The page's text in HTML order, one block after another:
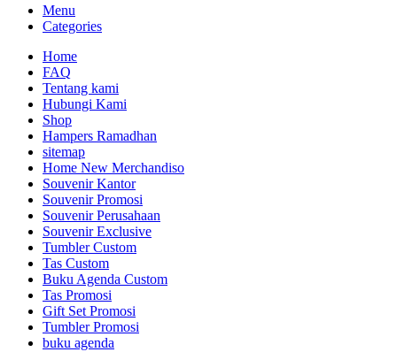
Menu
Categories
Home
FAQ
Tentang kami
Hubungi Kami
Shop
Hampers Ramadhan
sitemap
Home New Merchandiso
Souvenir Kantor
Souvenir Promosi
Souvenir Perusahaan
Souvenir Exclusive
Tumbler Custom
Tas Custom
Buku Agenda Custom
Tas Promosi
Gift Set Promosi
Tumbler Promosi
buku agenda